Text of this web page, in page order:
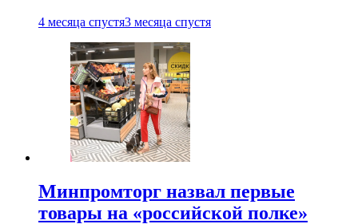
4 месяца спустя3 месяца спустя
Минпромторг назвал первые
товары на «российской полке»